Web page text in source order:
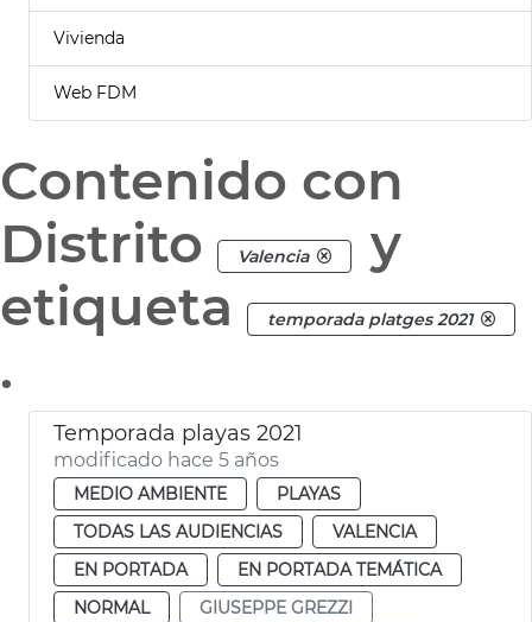
Vivienda
Web FDM
Contenido con
Distrito
Valencia
y
etiqueta
temporada platges 2021
.
Temporada playas 2021
modificado hace 5 años
MEDIO AMBIENTE
PLAYAS
TODAS LAS AUDIENCIAS
VALENCIA
EN PORTADA
EN PORTADA TEMÁTICA
NORMAL
GIUSEPPE GREZZI